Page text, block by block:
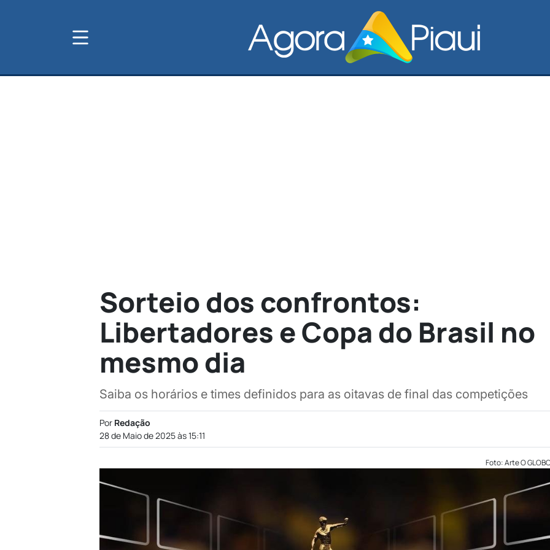
Sorteio dos confrontos:
Libertadores e Copa do Brasil no
mesmo dia
Saiba os horários e times definidos para as oitavas de final das competições
Por Redação
28 de Maio de 2025 às 15:11
Foto: Arte O